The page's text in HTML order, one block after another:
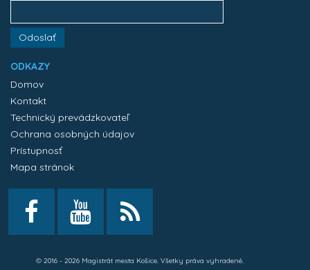
Odoslať
ODKAZY
Domov
Kontakt
Technický prevádzkovateľ
Ochrana osobných údajov
Prístupnosť
Mapa stránok
© 2016 - 2026 Magistrát mesta Košice. Všetky práva vyhradené.